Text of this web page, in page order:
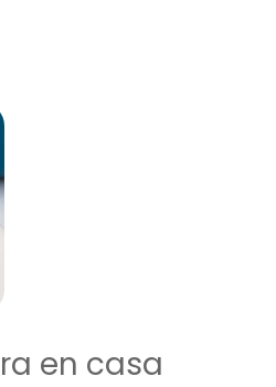
en casa